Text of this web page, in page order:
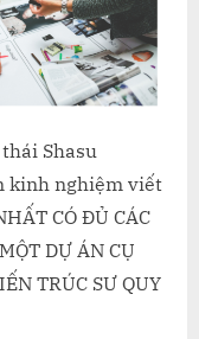
Shasu
kinh nghiệm viết
CÓ ĐỦ CÁC
DỰ ÁN CỤ
TRÚC SƯ QUY